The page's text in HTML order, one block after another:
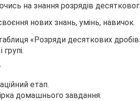
на знання розрядів
нових знань, умінь, навичок.
«Розряди десяткових
групі.
етап.
домашнього завдання.